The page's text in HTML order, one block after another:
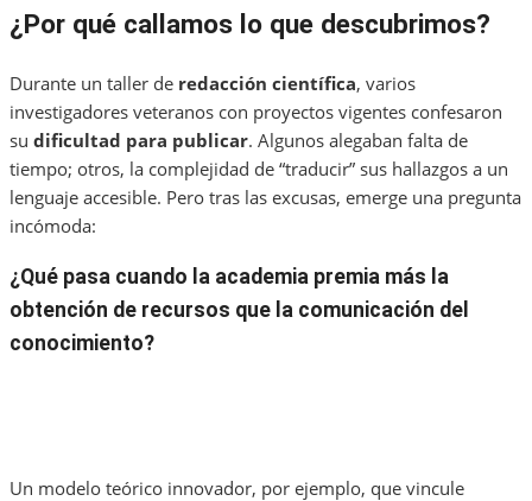
¿Por qué callamos lo que descubrimos?
Durante un taller de redacción científica, varios
investigadores veteranos con proyectos vigentes confesaron
su dificultad para publicar. Algunos alegaban falta de
tiempo; otros, la complejidad de “traducir” sus hallazgos a un
lenguaje accesible. Pero tras las excusas, emerge una pregunta
incómoda:
¿Qué pasa cuando la academia premia más la
obtención de recursos que la comunicación del
conocimiento?
Un modelo teórico innovador, por ejemplo, que vincule